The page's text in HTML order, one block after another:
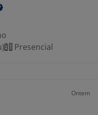
Presencial
Ontem